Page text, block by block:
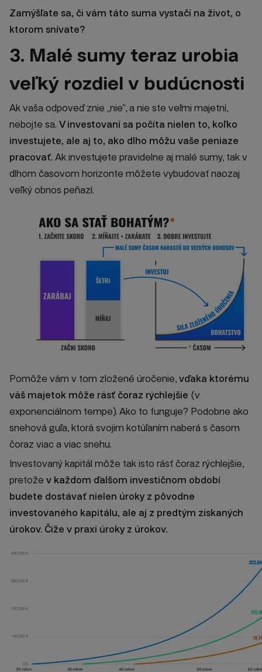
Zamýšľate sa, či vám táto suma vystačí na život, o
ktorom snívate?
3. Malé sumy teraz urobia
veľký rozdiel v budúcnosti
Ak vaša odpoveď znie „nie“, a nie ste veľmi majetní,
nebojte sa. V investovaní sa počíta nielen to, koľko
investujete, ale aj to, ako dlho môžu vaše peniaze
pracovať. Ak investujete pravidelne aj malé sumy, tak v
dlhom časovom horizonte môžete vybudovať naozaj
veľký obnos peňazí.
Pomôže vám v tom zložené úročenie, vďaka ktorému
váš majetok môže rásť čoraz rýchlejšie (v
exponenciálnom tempe). Ako to funguje? Podobne ako
snehová guľa, ktorá svojim kotúľaním naberá s časom
čoraz viac a viac snehu.
Investovaný kapitál môže tak isto rásť čoraz rýchlejšie,
pretože v každom ďalšom investičnom období
budete dostávať nielen úroky z pôvodne
investovaného kapitálu, ale aj z predtým získaných
úrokov. Čiže v praxi úroky z úrokov.